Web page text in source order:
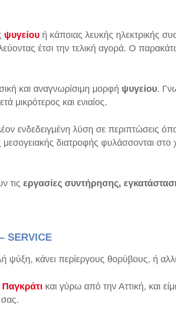
ψυγείου ή κάποιας λευκής ηλεκτρικής
έτσι την τελική αγορά. Ο
και αναγνωρίσιμη μορφή ψυγείου.
μικρότερος και ενιαίος.
ενδεδειγμένη λύση σε περιπτώσεις
διατροφής φυλάσσονται
τις εργασίες συντήρησης,
ψύξη, κάνει περίεργους θορύβους, ή
Παγκράτι και γύρω από την Αττική, και
σας.